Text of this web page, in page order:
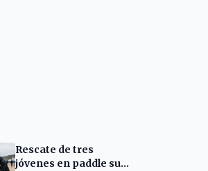
Rescate de tres
jóvenes en paddle surf